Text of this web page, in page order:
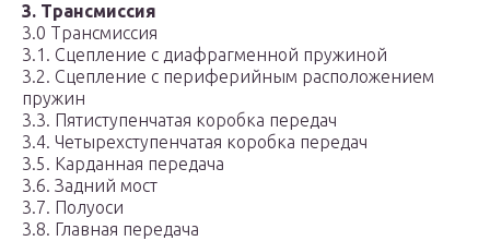
3. Трансмиссия
3.0 Трансмиссия
3.1. Сцепление с диафрагменной пружиной
3.2. Сцепление с периферийным расположением
пружин
3.3. Пятиступенчатая коробка передач
3.4. Четырехступенчатая коробка передач
3.5. Карданная передача
3.6. Задний мост
3.7. Полуоси
3.8. Главная передача